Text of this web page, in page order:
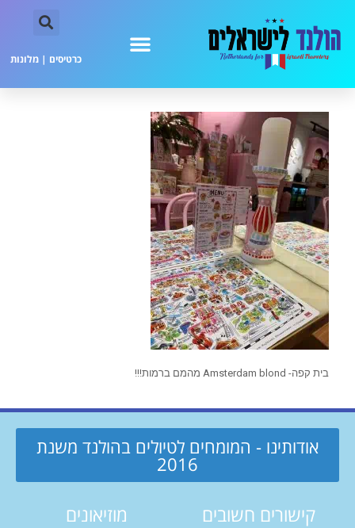
כרטיסים | מלונות
בית קפה- Amsterdam blond מהמם ברמות!!!
אודותינו - המומחים לטיולים בהולנד משנת
2016
קישורים חשובים מוזיאונים